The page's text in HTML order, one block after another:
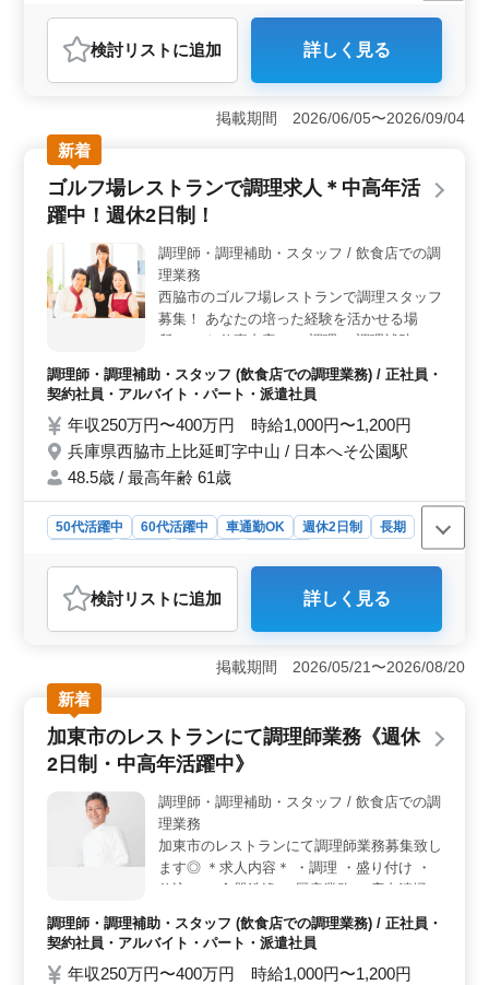
調理師・調理補助・スタッフ
おすすめポイント
＜豊富な経験を活かせる職場＞ 50代や60代のベテラン
スタッフが多数活躍しており、アットホームな環境で働
きやすい職場です。和食中心の調理経験を活かし、調理
業務から料理長候補としてキャリアを築けるチャンスが
あります。 ＜福利厚生充実＞ 単身用の寮が完備さ
れており、遠方からの転職希望者にも適した環境です。
年収350万円以上と待遇も充実しており、賞与も年2回支
が可能＞ 週休二日制で、シフトにより休暇も取得しや
すい環境です。また、残業は月10時間程度と少なく、プ
ライベートも大切にできます。車通勤も可能で、通勤面
でもストレスフリーな環境が整っています。
検討リスト に追加 詳しく見る
掲載期間 2026/06/05〜2026/09/04
新着
ゴルフ場レストランで調理求人＊中高年活
躍中！週休2日制！
調理師・調理補助・スタッフ / 飲食店での調
理業務
西脇市のゴルフ場レストランで調理スタッフ
募集！ あなたの培った経験を活かせる場
所！ ［お仕事内容］ ・調理 ・調理補助 ・
保険完備 ・50代、60代の採用実績あり 皆様
からのご応募お待ちしております！
調理師・調理補助・スタッフ (飲食店での調理業務) / 正社員・
契約社員・アルバイト・パート・派遣社員
年収250万円〜400万円 時給1,000円〜1,200円
兵庫県西脇市上比延町字中山 / 日本へそ公園駅
48.5歳 / 最高年齢 61歳
50代活躍中 60代活躍中 車通勤OK 週休2日制
長期
調理師・調理補助・スタッフ
おすすめポイント
＜ゴルフ場での調理のお仕事＞ 兵庫県西脇市のゴルフ
場レストランで調理スタッフを募集しています。中高年
の方々が活躍できる環境で、正社員からアルバイト・パ
ートまで様々な雇用形態が用意されています。 ＜ア
クセス便利＞ 日本へそ公園駅からもアクセス可能で、
車通勤が便利です。通勤ストレスを軽減します。 ＜
経験者歓迎＞ 調理経験が3年以上あれば応募可能。50代
検討リスト に追加 詳しく見る
掲載期間 2026/05/21〜2026/08/20
新着
加東市のレストランにて調理師業務《週休
2日制・中高年活躍中》
調理師・調理補助・スタッフ / 飲食店での調
理業務
加東市のレストランにて調理師業務募集致し
ます◎ ＊求人内容＊ ・調理 ・盛り付け ・
仕込み ・食器洗浄 ・厨房業務 ・店内清掃
備 ・勤務時間応相談 ・50代、60代の採用実
績あり 中高年活躍中＊ ブランクのある方も
ご応募可能！ まずお気軽にお問い合わせく
調理師・調理補助・スタッフ (飲食店での調理業務) / 正社員・
契約社員・アルバイト・パート・派遣社員
年収250万円〜400万円 時給1,000円〜1,200円